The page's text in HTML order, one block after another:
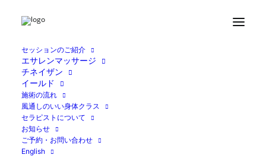
セッションのご紹介
エサレンマッサージ
チネイザン
イールド
施術の流れ
風通しのいい身体クラス
セラピストについて
お知らせ
ご予約・お問い合わせ
English